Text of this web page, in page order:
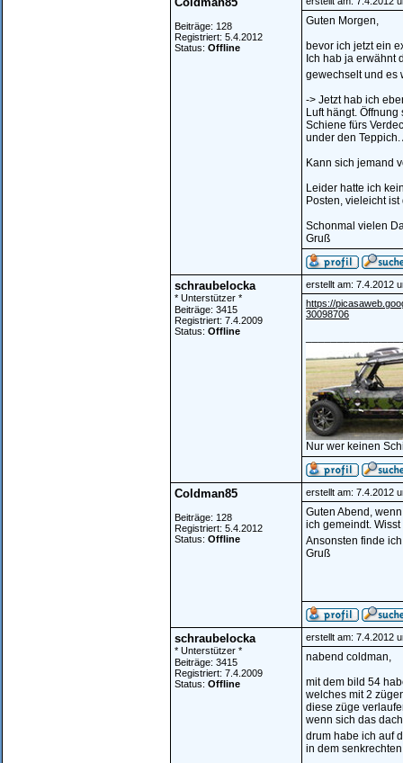
Beiträge: 128
Registriert: 5.4.2012
Status: Offline
Guten Morgen,
bevor ich jetzt ein
Ich hab ja erwähnt
gewechselt und es
-> Jetzt hab ich
Luft hängt.
Schiene fürs
under den
Kann sich jemand
Leider hatte ich
Posten, vieleicht
Schonmal vielen
Gruß
schraubelocka
* Unterstützer *
Beiträge: 3415
Registriert: 7.4.2009
Status: Offline
erstellt am: 7.4.2012
https://
30098706
Nur wer keinen
Coldman85
Beiträge: 128
Registriert: 5.4.2012
Status: Offline
erstellt am: 7.4.2012
Guten Abend,
ich gemeindt.
Ansonsten finde
Gruß
schraubelocka
* Unterstützer *
Beiträge: 3415
Registriert: 7.4.2009
Status: Offline
erstellt am: 7.4.2012
nabend coldman,
mit dem bild 54
welches mit 2
diese züge
wenn sich das
drum habe ich auf
in dem